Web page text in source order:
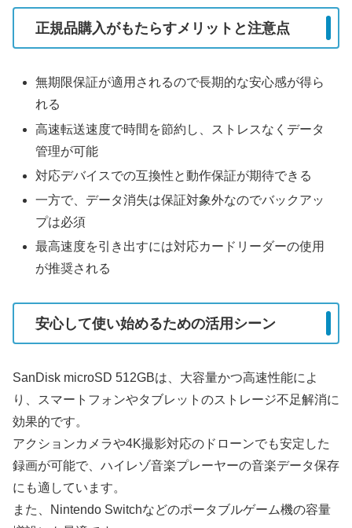
正規品購入がもたらすメリットと注意点
無期限保証が適用されるので長期的な安心感が得ら
れる
高速転送速度で時間を節約し、ストレスなくデータ
管理が可能
対応デバイスでの互換性と動作保証が期待できる
一方で、データ消失は保証対象外なのでバックアッ
プは必須
最高速度を引き出すには対応カードリーダーの使用
が推奨される
安心して使い始めるための活用シーン
SanDisk microSD 512GBは、大容量かつ高速性能によ
り、スマートフォンやタブレットのストレージ不足解消に
効果的です。
アクションカメラや4K撮影対応のドローンでも安定した
録画が可能で、ハイレゾ音楽プレーヤーの音楽データ保存
にも適しています。
また、Nintendo Switchなどのポータブルゲーム機の容量